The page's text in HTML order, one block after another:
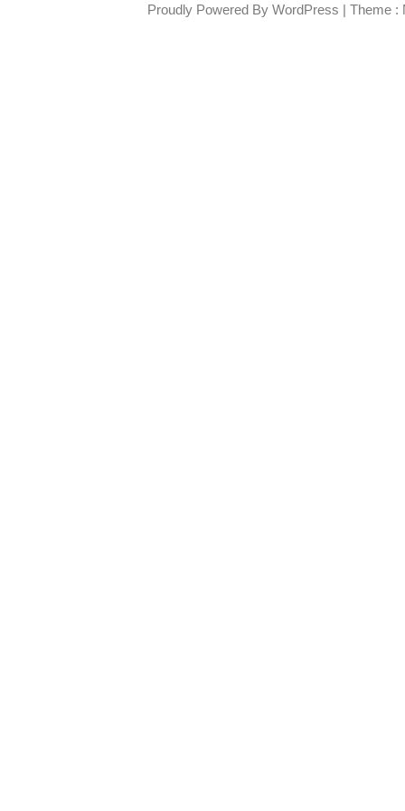
Proudly Powered By WordPress | Theme :